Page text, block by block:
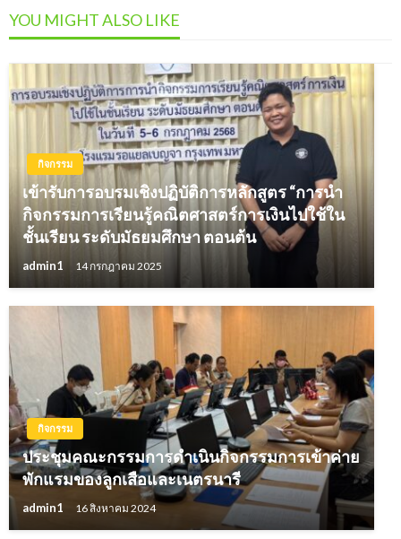
YOU MIGHT ALSO LIKE
กิจกรรม
เข้ารับการอบรมเชิงปฏิบัติการหลักสูตร “การนำ
กิจกรรมการเรียนรู้คณิตศาสตร์การเงินไปใช้ใน
ชั้นเรียน ระดับมัธยมศึกษา ตอนต้น
admin1 14 กรกฎาคม 2025
กิจกรรม
ประชุมคณะกรรมการดำเนินกิจกรรมการเข้าค่าย
พักแรมของลูกเสือและเนตรนารี
admin1 16 สิงหาคม 2024